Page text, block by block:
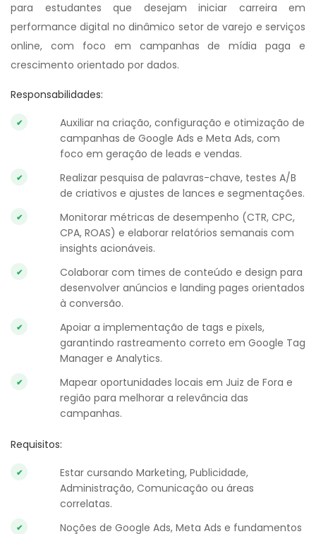
para estudantes que desejam iniciar carreira em
performance digital no dinâmico setor de varejo e serviços
online, com foco em campanhas de mídia paga e
crescimento orientado por dados.
Responsabilidades:
Auxiliar na criação, configuração e otimização de
campanhas de Google Ads e Meta Ads, com
foco em geração de leads e vendas.
Realizar pesquisa de palavras-chave, testes A/B
de criativos e ajustes de lances e segmentações.
Monitorar métricas de desempenho (CTR, CPC,
CPA, ROAS) e elaborar relatórios semanais com
insights acionáveis.
Colaborar com times de conteúdo e design para
desenvolver anúncios e landing pages orientados
à conversão.
Apoiar a implementação de tags e pixels,
garantindo rastreamento correto em Google Tag
Manager e Analytics.
Mapear oportunidades locais em Juiz de Fora e
região para melhorar a relevância das
campanhas.
Requisitos:
Estar cursando Marketing, Publicidade,
Administração, Comunicação ou áreas
correlatas.
Noções de Google Ads, Meta Ads e fundamentos